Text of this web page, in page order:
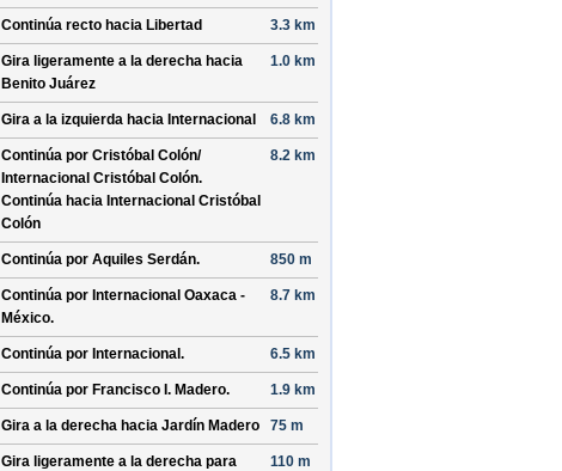
Continúa recto hacia Libertad 3.3 km
Gira ligeramente a la derecha hacia
Benito Juárez
1.0 km
Gira a la izquierda hacia Internacional 6.8 km
Continúa por Cristóbal Colón/
Internacional Cristóbal Colón.
Continúa hacia Internacional Cristóbal
Colón
8.2 km
Continúa por Aquiles Serdán. 850 m
Continúa por Internacional Oaxaca -
México.
8.7 km
Continúa por Internacional . 6.5 km
Continúa por Francisco I. Madero. 1.9 km
Gira a la derecha hacia Jardín Madero 75 m
Gira ligeramente a la derecha para
110 m